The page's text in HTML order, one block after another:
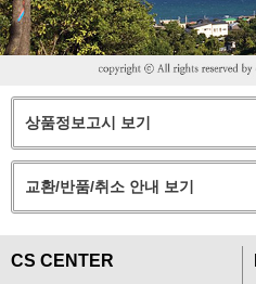
상품정보고시 보기
교환/반품/취소 안내 보기
CS CENTER